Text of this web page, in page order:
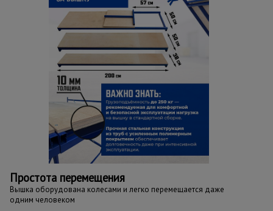
Простота перемещения
Вышка оборудована колесами и легко перемещается даже
одним человеком